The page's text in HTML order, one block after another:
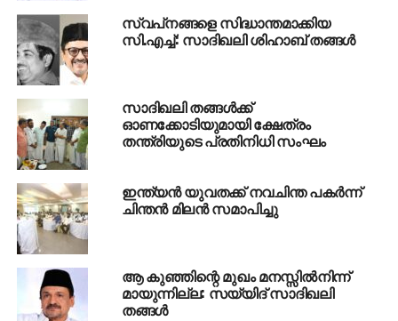
സ്വപ്‌നങ്ങളെ സിദ്ധാന്തമാക്കിയ
സി.എച്ച്: സാദിഖലി ശിഹാബ് തങ്ങള്‍
സാദിഖലി തങ്ങള്‍ക്ക്
ഓണക്കോടിയുമായി ക്ഷേത്രം
തന്ത്രിയുടെ പ്രതിനിധി സംഘം
ഇന്ത്യന്‍ യുവതക്ക് നവചിന്ത പകര്‍ന്ന്
ചിന്തന്‍ മിലന്‍ സമാപിച്ചു
ആ കുഞ്ഞിന്റെ മുഖം മനസ്സില്‍നിന്ന്
മായുന്നില്ല: സയ്യിദ് സാദിഖലി
തങ്ങള്‍